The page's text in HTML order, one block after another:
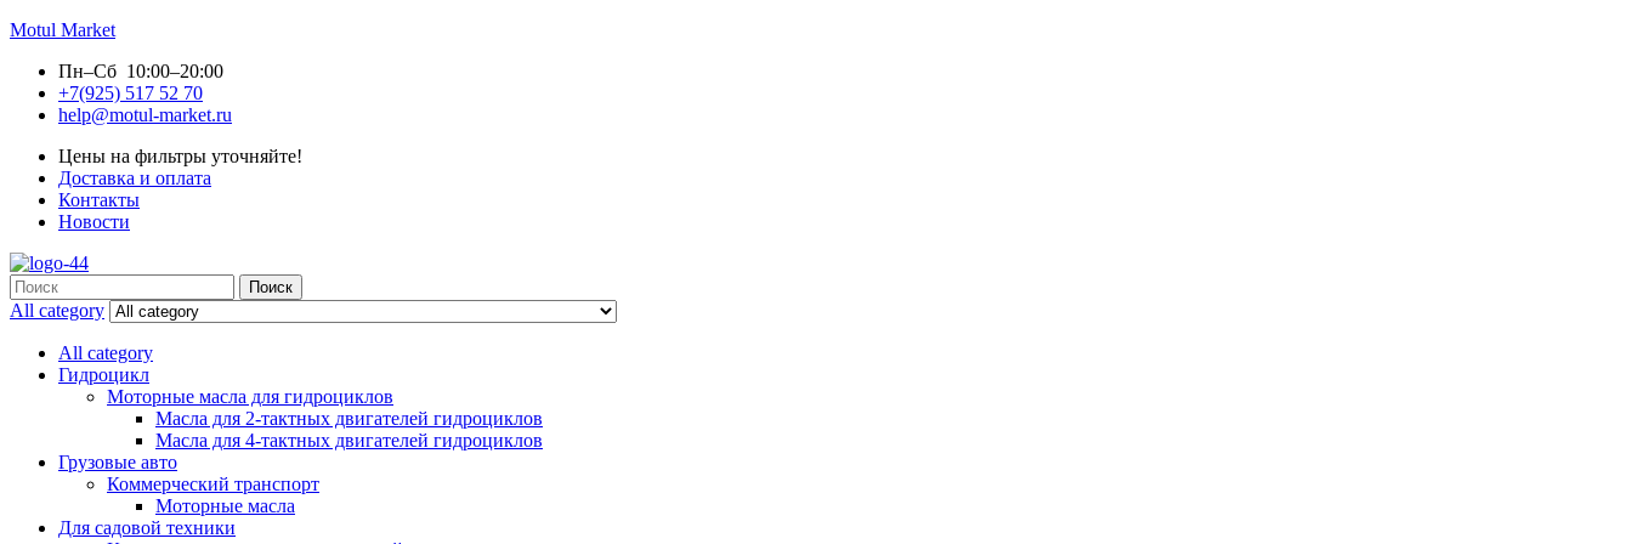
Motul Market
Пн–Сб 10:00–20:00
+7(925) 517 52 70
help@motul-market.ru
Цены на фильтры уточняйте!
Доставка и оплата
Контакты
Новости
Search
for:
Поиск
All category
All category
Гидроцикл
Моторные масла для гидроциклов
Масла для 2-тактных двигателей гидроциклов
Масла для 4-тактных двигателей гидроциклов
Грузовые авто
Коммерческий транспорт
Моторные масла
Для садовой техники